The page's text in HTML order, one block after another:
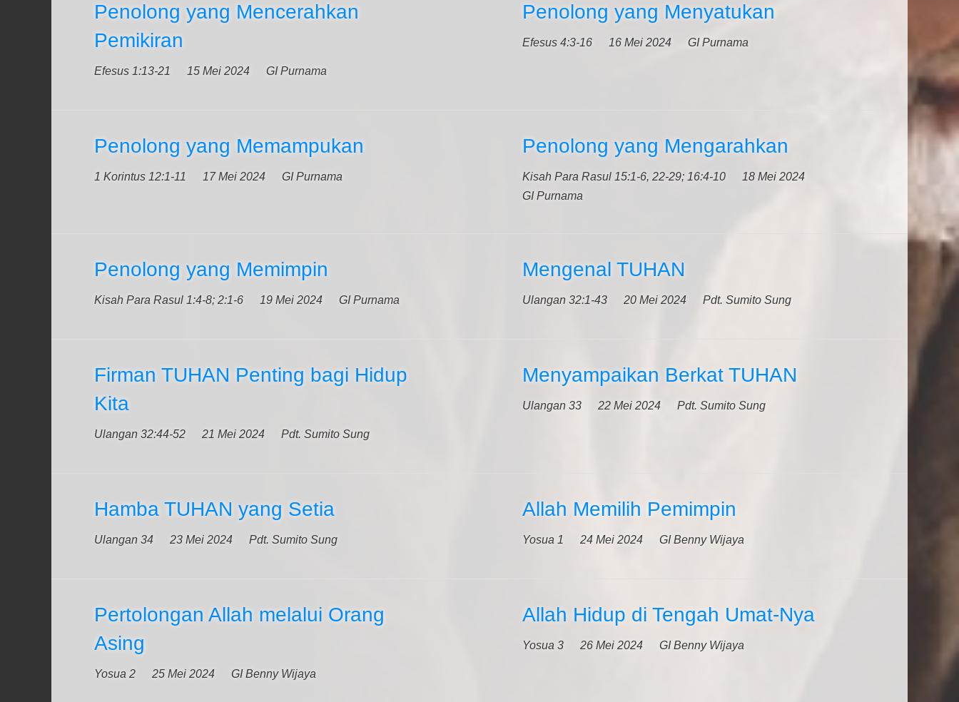
Penolong yang Mencerahkan
Pemikiran
Efesus 1:13-21 15 Mei 2024 GI Purnama
Penolong yang Menyatukan
Efesus 4:3-16 16 Mei 2024 GI Purnama
Penolong yang Memampukan
1 Korintus 12:1-11 17 Mei 2024 GI Purnama
Penolong yang Mengarahkan
Kisah Para Rasul 15:1-6, 22-29; 16:4-10
18 Mei 2024
GI Purnama
Penolong yang Memimpin
Kisah Para Rasul 1:4-8; 2:1-6 19 Mei 2024 GI Purnama
Mengenal TUHAN
Ulangan 32:1-43 20 Mei 2024 Pdt. Sumito Sung
Firman TUHAN Penting bagi Hidup
Kita
Ulangan 32:44-52 21 Mei 2024 Pdt. Sumito Sung
Menyampaikan Berkat TUHAN
Ulangan 33 22 Mei 2024 Pdt. Sumito Sung
Hamba TUHAN yang Setia
Ulangan 34 23 Mei 2024 Pdt. Sumito Sung
Allah Memilih Pemimpin
Yosua 1 24 Mei 2024 GI Benny Wijaya
Pertolongan Allah melalui Orang
Asing
Yosua 2 25 Mei 2024 GI Benny Wijaya
Allah Hidup di Tengah Umat-Nya
Yosua 3 26 Mei 2024 GI Benny Wijaya